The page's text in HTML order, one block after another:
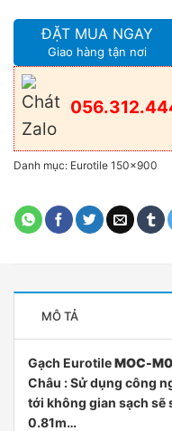
ĐẶT MUA NGAY
Giao hàng tận nơi
Danh mục: Eurotile 150x900
MÔ TẢ
Gạch EurotileMOC-
Châu : Sử dụng công
tới không gian sạch sẽ
0.81m…